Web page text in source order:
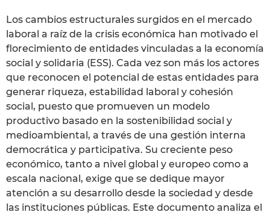
Los cambios estructurales surgidos en el mercado
laboral a raíz de la crisis económica han motivado el
florecimiento de entidades vinculadas a la economía
social y solidaria (ESS). Cada vez son más los actores
que reconocen el potencial de estas entidades para
generar riqueza, estabilidad laboral y cohesión
social, puesto que promueven un modelo
productivo basado en la sostenibilidad social y
medioambiental, a través de una gestión interna
democrática y participativa. Su creciente peso
económico, tanto a nivel global y europeo como a
escala nacional, exige que se dedique mayor
atención a su desarrollo desde la sociedad y desde
las instituciones públicas. Este documento analiza el